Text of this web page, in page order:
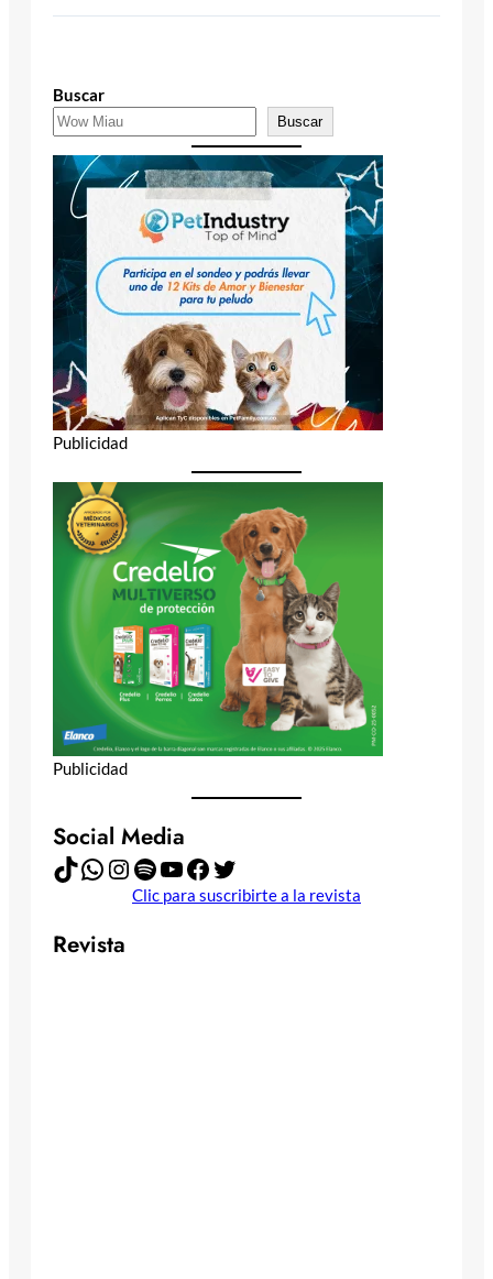
Buscar
Buscar
Publicidad
Publicidad
Social Media
TikTok WhatsApp Instagram Spotify YouTube Facebook Twitter
Clic para suscribirte a la revista
Revista